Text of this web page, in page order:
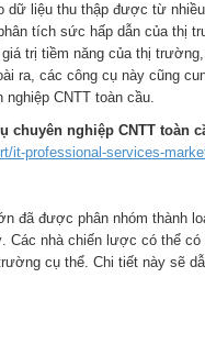
dữ liệu thu thập được từ
tích sức hấp dẫn của thị
trị tiềm năng của thị
ra, các công cụ này cũng
CNTT toàn cầu.
chuyên nghiệp CNTT toàn
it-professional-services-
đã được phân nhóm thành
Các nhà chiến lược có thể
cụ thể. Chi tiết này sẽ